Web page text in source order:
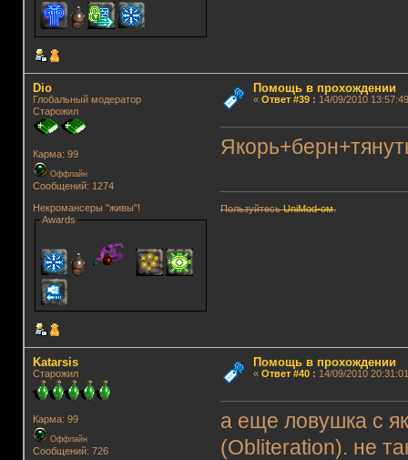
Dio
Глобальный модератор
Старожил
Карма: 99
Оффлайн
Сообщений: 1274
Некромансеры "живы"!
Awards
Помощь в прохождении
« Ответ #39: 14/09/2010
ПользуйтесьUniMod-ом.
Katarsis
Старожил
Карма: 99
Оффлайн
Сообщений: 726
Помощь в прохождении
« Ответ #40: 14/09/2010
а еще ловушка с
(Obliteration). не